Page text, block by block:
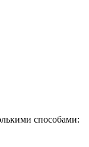
способами: